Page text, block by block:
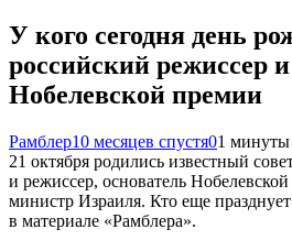
У кого сегодня день
российский режиссер
Нобелевской премии
Рамблер10 месяцев спустя01 минуты
21 октября родились известный
и режиссер, основатель
министр Израиля. Кто еще
в материале «Рамблера».